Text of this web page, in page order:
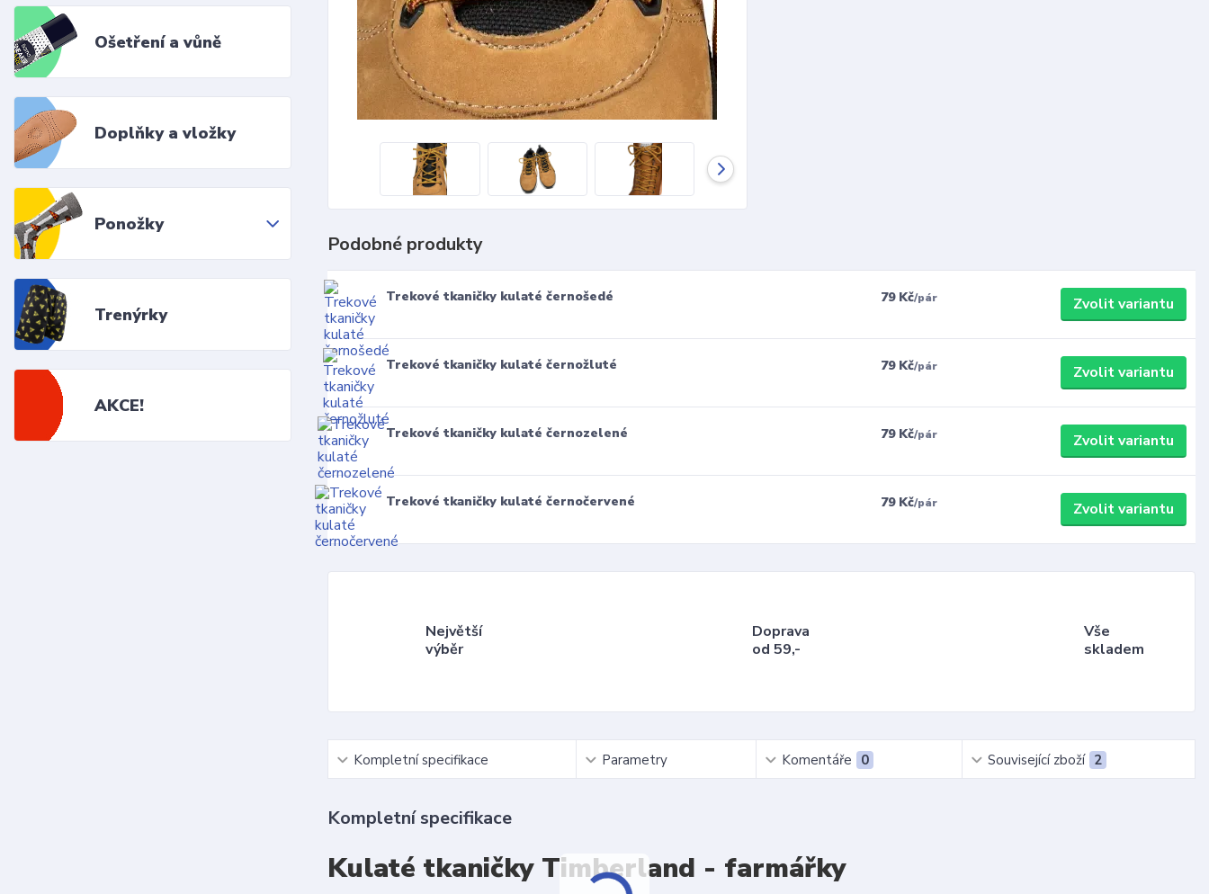
Ošetření a vůně
Doplňky a vložky
Ponožky
Trenýrky
AKCE!
Podobné produkty
Trekové tkaničky kulaté černošedé 79 Kč/pár Zvolit variantu
Trekové tkaničky kulaté černožluté 79 Kč/pár Zvolit variantu
Trekové tkaničky kulaté černozelené 79 Kč/pár Zvolit variantu
Trekové tkaničky kulaté černočervené 79 Kč/pár Zvolit variantu
Největší
výběr
Doprava
od 59,-
Vše
skladem
Kompletní specifikace Parametry Komentáře 0 Související zboží 2
Kompletní specifikace
Kulaté tkaničky Timberland - farmářky